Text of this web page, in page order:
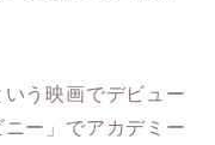
う映画でデビュー
ー」でアカデミー